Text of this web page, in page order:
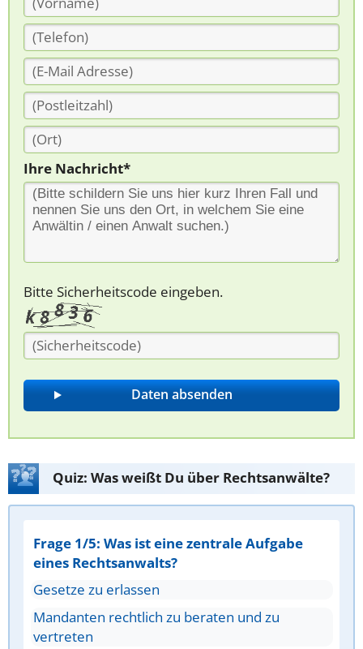
Ihre Nachricht*
Bitte Sicherheitscode eingeben.
Quiz: Was weißt Du über Rechtsanwälte?
Frage 1/5: Was ist eine zentrale Aufgabe
eines Rechtsanwalts?
Gesetze zu erlassen
Mandanten rechtlich zu beraten und zu
vertreten